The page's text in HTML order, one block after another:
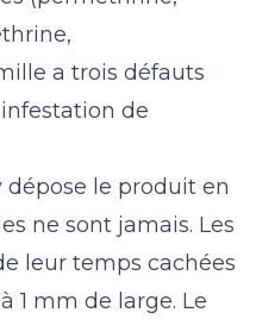
a trois défauts
de
dépose le produit en
ne sont jamais. Les
leur temps cachées
1 mm de large. Le